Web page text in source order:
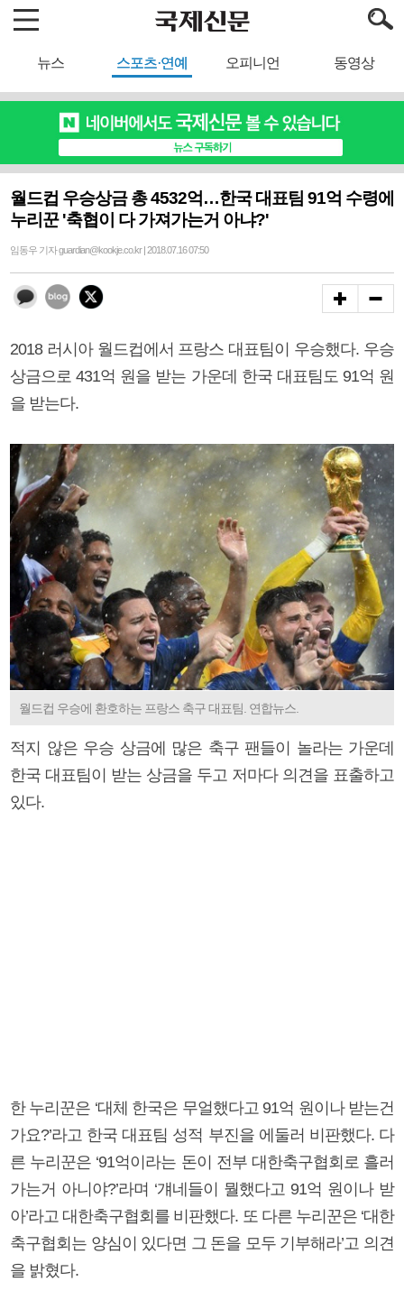
뉴스 스포츠·연예 오피니언 동영상
월드컵 우승상금 총 4532억…한국 대표팀 91억 수령에
누리꾼 '축협이 다 가져가는거 아냐?'
임동우 기자 guardian@kookje.co.kr | 2018.07.16 07:50
2018 러시아 월드컵에서 프랑스 대표팀이 우승했다. 우승
상금으로 431억 원을 받는 가운데 한국 대표팀도 91억 원
을 받는다.
월드컵 우승에 환호하는 프랑스 축구 대표팀. 연합뉴스.
적지 않은 우승 상금에 많은 축구 팬들이 놀라는 가운데
한국 대표팀이 받는 상금을 두고 저마다 의견을 표출하고
있다.
한 누리꾼은 ‘대체 한국은 무얼했다고 91억 원이나 받는건
가요?’라고 한국 대표팀 성적 부진을 에둘러 비판했다. 다
른 누리꾼은 ‘91억이라는 돈이 전부 대한축구협회로 흘러
가는거 아니야?’라며 ‘걔네들이 뭘했다고 91억 원이나 받
아’라고 대한축구협회를 비판했다. 또 다른 누리꾼은 ‘대한
축구협회는 양심이 있다면 그 돈을 모두 기부해라’고 의견
을 밝혔다.